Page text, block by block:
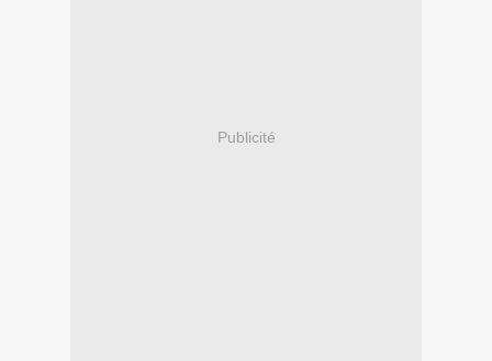
Publicité